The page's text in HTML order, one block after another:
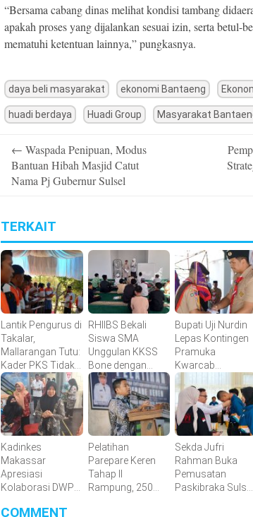
“Bersama cabang dinas melihat kondisi tambang
apakah proses yang dijalankan sesuai izin, serta betul-
mematuhi ketentuan lainnya,” pungkasnya.
daya beli masyarakat ekonomi Bantaeng
huadi berdaya Huadi Group Masyarakat
navigation
← Waspada Penipuan, Modus
Bantuan Hibah Masjid Catut
Nama Pj Gubernur Sulsel
TERKAIT
Lantik Pengurus di
Takalar,
Mallarangan Tutu:
Kader PKS Tidak
Dicetak di Hotel,
tetapi Ditempa di
Lapangan
RHIIBS Bekali
Siswa SMA
Unggulan KKSS
Bone dengan
English
Foundation
Program
Bupati Uji Nurdin
Lepas Kontingen
Pramuka
Kwarcab
Bantaeng Menuju
Jambore
Nasional XII
Tahun 2026
Kadinkes
Makassar
Apresiasi
Kolaborasi DWP
Bakti Sosial
Pelatihan
Parepare Keren
Tahap II
Rampung, 250
Sekda Jufri
Rahman Buka
Pemusatan
Paskibraka Sulsel,
COMMENT